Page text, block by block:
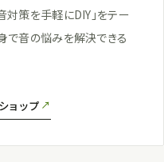
対策を手軽にDIY」をテー
で音の悩みを解決できる
ョップ